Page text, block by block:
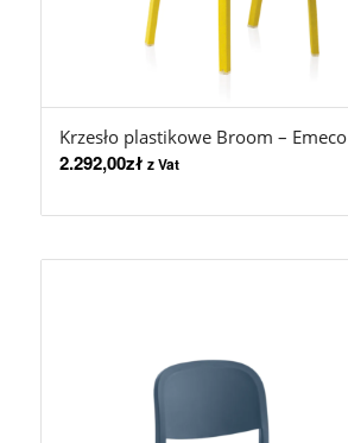
Krzesło plastikowe Broom – Emeco
2.292,00zł z Vat